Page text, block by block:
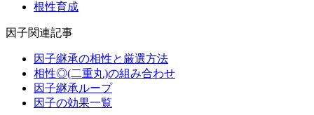
根性育成
因子関連記事
因子継承の相性と厳選方法
相性◎(二重丸)の組み合わせ
因子継承ループ
因子の効果一覧